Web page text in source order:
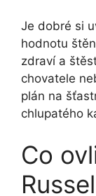
Je dobré si
hodnotu
zdraví a
chovatele
plán na
chlupatého
Co